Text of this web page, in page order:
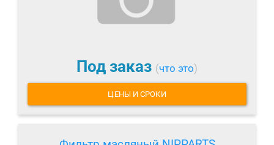
Под заказ (что это)
ЦЕНЫ И СРОКИ